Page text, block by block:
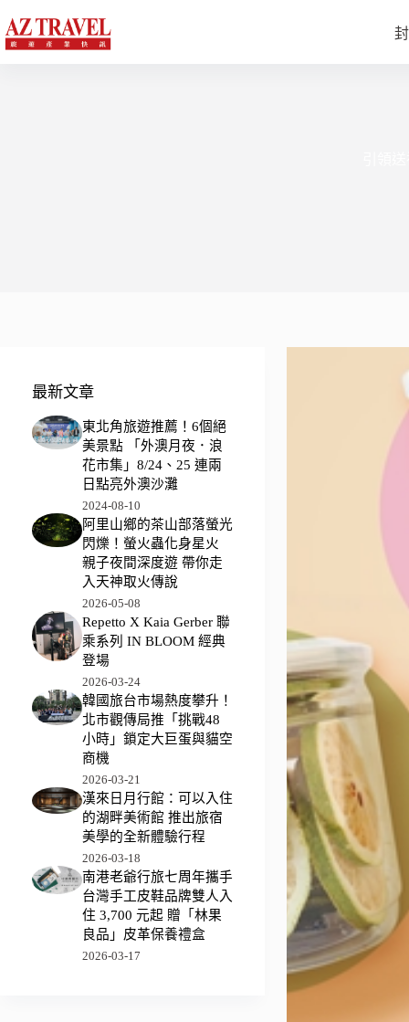
至
主
最新文章
東北角旅遊推薦！6個絕
美景點 「外澳月夜．浪
花市集」8/24、25 連兩
日點亮外澳沙灘
2024-08-10
阿里山鄉的茶山部落螢光
閃爍！螢火蟲化身星火
親子夜間深度遊 帶你走
入天神取火傳說
2026-05-08
Repetto X Kaia Gerber 聯
乘系列 IN BLOOM 經典
登場
2026-03-24
韓國旅台市場熱度攀升！
北市觀傳局推「挑戰48
小時」鎖定大巨蛋與貓空
商機
2026-03-21
漢來日月行館：可以入住
的湖畔美術館 推出旅宿
美學的全新體驗行程
2026-03-18
南港老爺行旅七周年攜手
台灣手工皮鞋品牌雙人入
住 3,700 元起 贈「林果
良品」皮革保養禮盒
2026-03-17